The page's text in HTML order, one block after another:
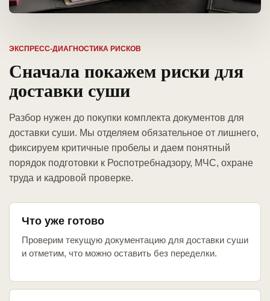
ЭКСПРЕСС-ДИАГНОСТИКА РИСКОВ
Сначала покажем риски для
доставки суши
Разбор нужен до покупки комплекта документов для
доставки суши. Мы отделяем обязательное от лишнего,
фиксируем критичные пробелы и даем понятный
порядок подготовки к Роспотребнадзору, МЧС, охране
труда и кадровой проверке.
Что уже готово
Проверим текущую документацию для доставки суши
и отметим, что можно оставить без переделки.